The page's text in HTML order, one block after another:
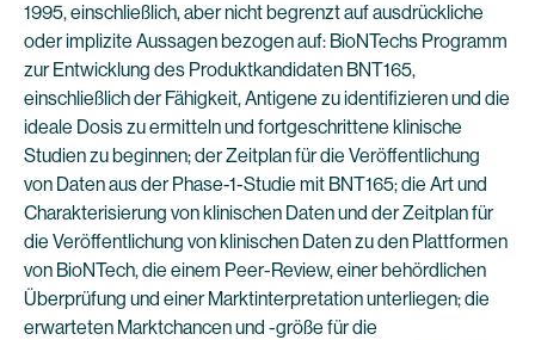
1995, einschließlich, aber nicht begrenzt auf ausdrückliche
oder implizite Aussagen bezogen auf: BioNTechs Programm
zur Entwicklung des Produktkandidaten BNT165,
einschließlich der Fähigkeit, Antigene zu identifizieren und die
ideale Dosis zu ermitteln und fortgeschrittene klinische
Studien zu beginnen; der Zeitplan für die Veröffentlichung
von Daten aus der Phase-1-Studie mit BNT165; die Art und
Charakterisierung von klinischen Daten und der Zeitplan für
die Veröffentlichung von klinischen Daten zu den Plattformen
von BioNTech, die einem Peer-Review, einer behördlichen
Überprüfung und einer Marktinterpretation unterliegen; die
erwarteten Marktchancen und -größe für die